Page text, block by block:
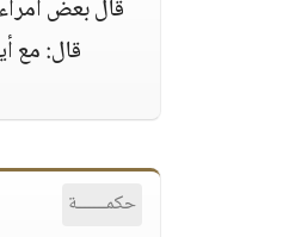
قال بعض
قال: مع
حكمــــــة